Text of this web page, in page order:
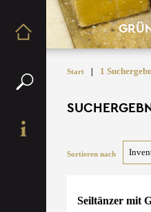
Start | 1
Sortieren nach
Seiltänzer mit